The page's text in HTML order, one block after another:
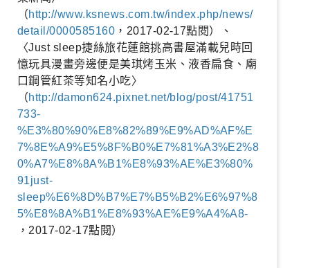
（http://www.ksnews.com.tw/index.php/news/
detail/0000585160 ，2017-02-17點閱）、
〈Just sleep捷絲旅花蓮館挑高書屋滿載兒時回
憶玩具漫畫旁邊便是美琪烤玉米、液香扁食、廟
口鋼管紅茶等知名小吃〉
（http://damon624.pixnet.net/blog/post/41751
733-
%E3%80%90%E8%82%89%E9%AD%AF%E
7%8E%A9%E5%8F%B0%E7%81%A3%E2%8
0%A7%E8%8A%B1%E8%93%AE%E3%80%
91just-
sleep%E6%8D%B7%E7%B5%B2%E6%97%8
5%E8%8A%B1%E8%93%AE%E9%A4%A8-
，2017-02-17點閱）